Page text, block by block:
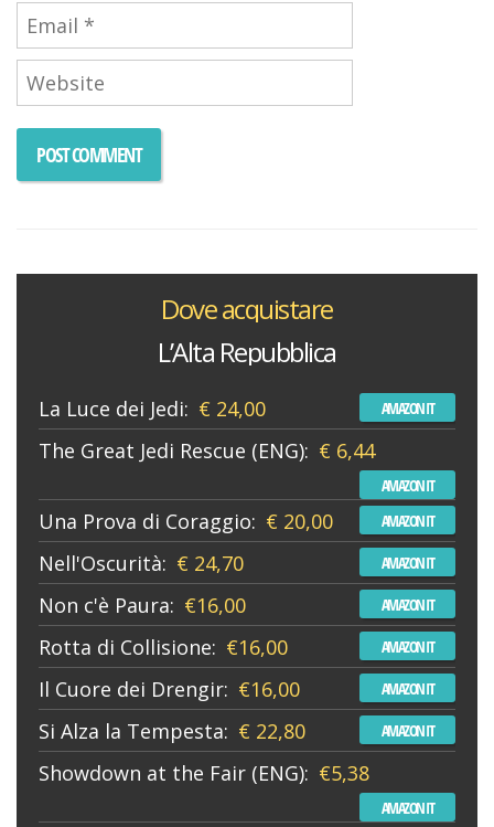
Dove acquistare
L’Alta Repubblica
La Luce dei Jedi: € 24,00 AMAZON IT
The Great Jedi Rescue (ENG): € 6,44
AMAZON IT
Una Prova di Coraggio: € 20,00 AMAZON IT
Nell'Oscurità: € 24,70 AMAZON IT
Non c'è Paura: €16,00 AMAZON IT
Rotta di Collisione: €16,00 AMAZON IT
Il Cuore dei Drengir: €16,00 AMAZON IT
Si Alza la Tempesta: € 22,80 AMAZON IT
Showdown at the Fair (ENG): €5,38
AMAZON IT